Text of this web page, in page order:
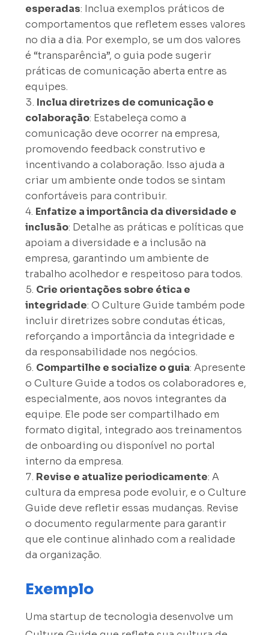
esperadas: Inclua exemplos práticos de
comportamentos que refletem esses valores
no dia a dia. Por exemplo, se um dos valores
é “transparência”, o guia pode sugerir
práticas de comunicação aberta entre as
equipes.
Inclua diretrizes de comunicação e
colaboração: Estabeleça como a
comunicação deve ocorrer na empresa,
promovendo feedback construtivo e
incentivando a colaboração. Isso ajuda a
criar um ambiente onde todos se sintam
confortáveis para contribuir.
Enfatize a importância da diversidade e
inclusão: Detalhe as práticas e políticas que
apoiam a diversidade e a inclusão na
empresa, garantindo um ambiente de
trabalho acolhedor e respeitoso para todos.
Crie orientações sobre ética e
integridade: O Culture Guide também pode
incluir diretrizes sobre condutas éticas,
reforçando a importância da integridade e
da responsabilidade nos negócios.
Compartilhe e socialize o guia: Apresente
o Culture Guide a todos os colaboradores e,
especialmente, aos novos integrantes da
equipe. Ele pode ser compartilhado em
formato digital, integrado aos treinamentos
de onboarding ou disponível no portal
interno da empresa.
Revise e atualize periodicamente: A
cultura da empresa pode evoluir, e o Culture
Guide deve refletir essas mudanças. Revise
o documento regularmente para garantir
que ele continue alinhado com a realidade
da organização.
Exemplo
Uma startup de tecnologia desenvolve um